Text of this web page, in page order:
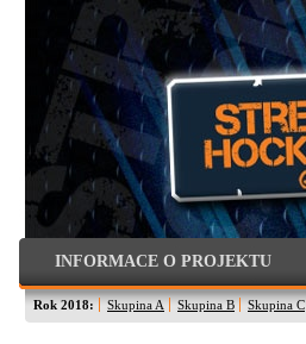
INFORMACE O PROJEKTU
Rok 2018: Skupina A Skupina B Skupina C